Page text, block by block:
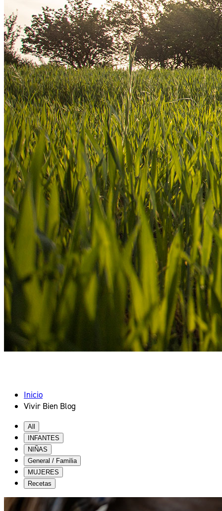
Inicio
Vivir Bien Blog
All
INFANTES
NIÑAS
General / Familia
MUJERES
Recetas